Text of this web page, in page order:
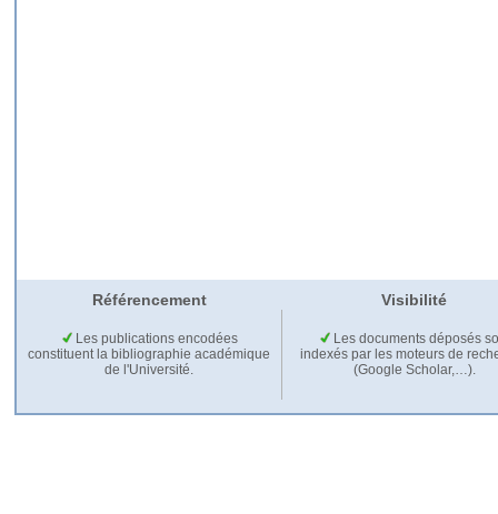
Référencement Visibilité
Les publications encodées
constituent la bibliographie académique
de l'Université.
Les documents déposés
indexés par les moteurs de
(Google Scholar,…).